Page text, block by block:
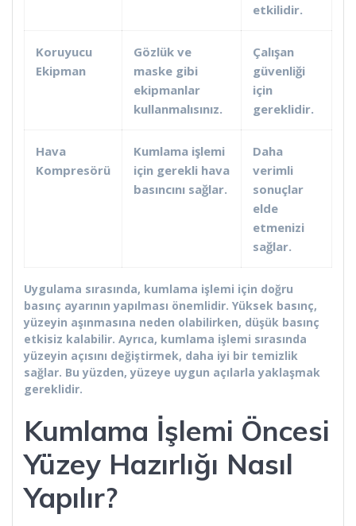
etkilidir.
Koruyucu
Ekipman
Gözlük ve
maske gibi
ekipmanlar
kullanmalısınız.
Çalışan
güvenliği
için
gereklidir.
Hava
Kompresörü
Kumlama işlemi
için gerekli hava
basıncını sağlar.
Daha
verimli
sonuçlar
elde
etmenizi
sağlar.
Uygulama sırasında, kumlama işlemi için doğru
basınç ayarının yapılması önemlidir. Yüksek basınç,
yüzeyin aşınmasına neden olabilirken, düşük basınç
etkisiz kalabilir. Ayrıca, kumlama işlemi sırasında
yüzeyin açısını değiştirmek, daha iyi bir temizlik
sağlar. Bu yüzden, yüzeye uygun açılarla yaklaşmak
gereklidir.
Kumlama İşlemi Öncesi
Yüzey Hazırlığı Nasıl
Yapılır?